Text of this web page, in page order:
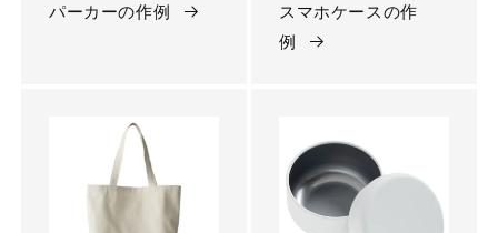
パーカーの作例
スマホケースの作
例